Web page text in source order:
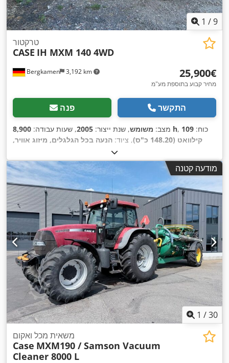
1 /9
Bergkamen 3,192 km
טרקטור
CASE IH MXM 140 4WD
‏25,900 ‏€
מחיר קבוע בתוספת מע"מ
פנה התקשר
מצב: משומש, שנת ייצור: 2005, שעות עבודה: 8,900 h , כוח: 109
קילוואט (148.20 כ"ס)
, ציוד: הנעה בכל הגלגלים, מיזוג אוויר,
מודעה קטנה
1 /30
משאית מכל ואקום
Case MXM190 / Samson Vacuum
Cleaner 8000 L